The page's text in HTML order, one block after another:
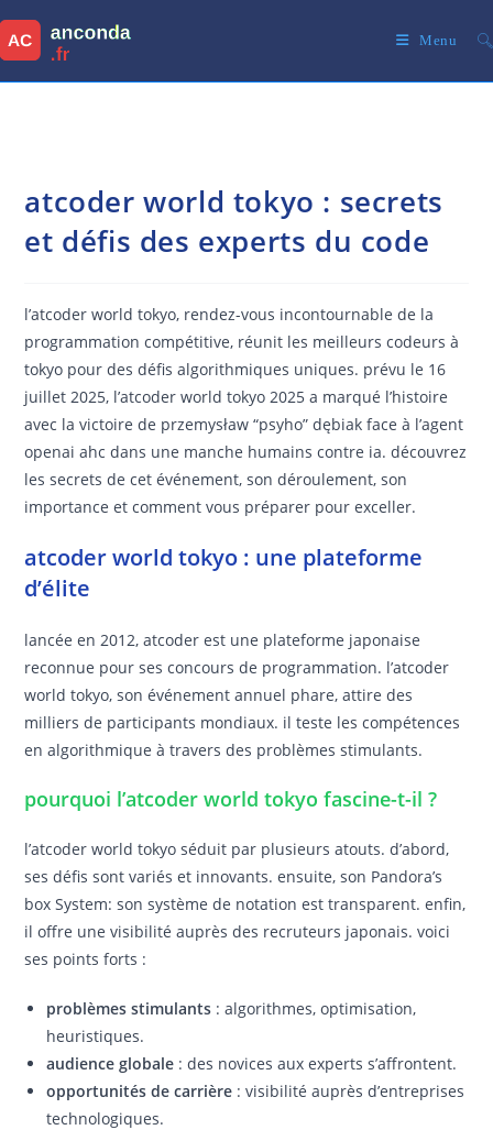
to
content
Menu
atcoder world tokyo : secrets
et défis des experts du code
l’atcoder world tokyo, rendez-vous incontournable de la
programmation compétitive, réunit les meilleurs codeurs à
tokyo pour des défis algorithmiques uniques. prévu le 16
juillet 2025, l’atcoder world tokyo 2025 a marqué l’histoire
avec la victoire de przemysław “psyho” dębiak face à l’agent
openai ahc dans une manche humains contre ia. découvrez
les secrets de cet événement, son déroulement, son
importance et comment vous préparer pour exceller.
atcoder world tokyo : une plateforme
d’élite
lancée en 2012, atcoder est une plateforme japonaise
reconnue pour ses concours de programmation. l’atcoder
world tokyo, son événement annuel phare, attire des
milliers de participants mondiaux. il teste les compétences
en algorithmique à travers des problèmes stimulants.
pourquoi l’atcoder world tokyo fascine-t-il ?
l’atcoder world tokyo séduit par plusieurs atouts. d’abord,
ses défis sont variés et innovants. ensuite, son Pandora’s
box System: son système de notation est transparent. enfin,
il offre une visibilité auprès des recruteurs japonais. voici
ses points forts :
problèmes stimulants : algorithmes, optimisation,
heuristiques.
audience globale : des novices aux experts s’affrontent.
opportunités de carrière : visibilité auprès d’entreprises
technologiques.